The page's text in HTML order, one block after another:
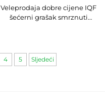
Veleprodaja dobre cijene IQF
šećerni grašak smrznuti
4 5 Sljedeći